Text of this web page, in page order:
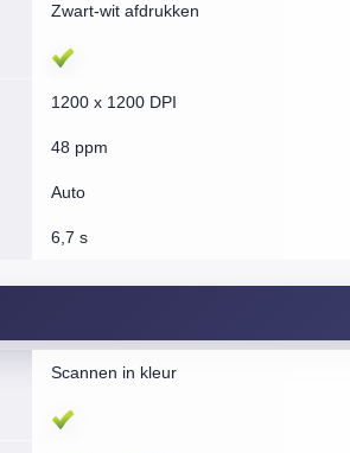
Zwart-wit afdrukken
1200 x 1200 DPI
48 ppm
Auto
6,7 s
Scannen in kleur